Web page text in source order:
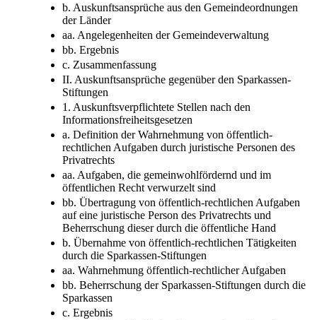
b. Auskunftsansprüche aus den Gemeindeordnungen
der Länder
aa. Angelegenheiten der Gemeindeverwaltung
bb. Ergebnis
c. Zusammenfassung
II. Auskunftsansprüche gegenüber den Sparkassen-
Stiftungen
1. Auskunftsverpflichtete Stellen nach den
Informationsfreiheitsgesetzen
a. Definition der Wahrnehmung von öffentlich-
rechtlichen Aufgaben durch juristische Personen des
Privatrechts
aa. Aufgaben, die gemeinwohlfördernd und im
öffentlichen Recht verwurzelt sind
bb. Übertragung von öffentlich-rechtlichen Aufgaben
auf eine juristische Person des Privatrechts und
Beherrschung dieser durch die öffentliche Hand
b. Übernahme von öffentlich-rechtlichen Tätigkeiten
durch die Sparkassen-Stiftungen
aa. Wahrnehmung öffentlich-rechtlicher Aufgaben
bb. Beherrschung der Sparkassen-Stiftungen durch die
Sparkassen
c. Ergebnis